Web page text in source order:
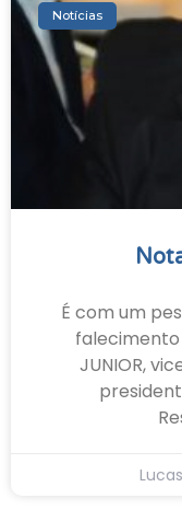
Notícias
É com um
falecimento
JUNIOR,